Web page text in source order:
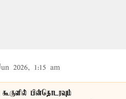
2026, 1:15 am
பின்தொடரவும்